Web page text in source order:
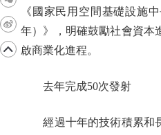
《國家民用空間基礎設施
年）》，明確鼓勵社會資本
啟商業化進程。
去年完成50次發射
經過十年的技術積累和